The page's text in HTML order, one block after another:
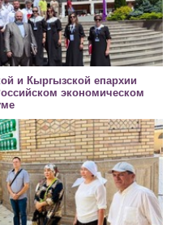
и Кыргызской епархии
экономическом